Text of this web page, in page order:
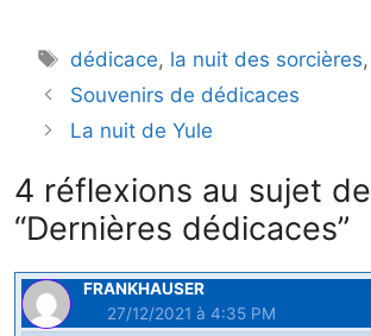
e
b
o
k
t
t
e
t
e
r
s
i
l
t
a
r
Étiquettes
dédicace, la nuit des sorcières,
Souvenirs de dédicaces
La nuit de Yule
4 réflexions au sujet de
“Dernières dédicaces”
FRANKHAUSER
27/12/2021 à 4:35 PM